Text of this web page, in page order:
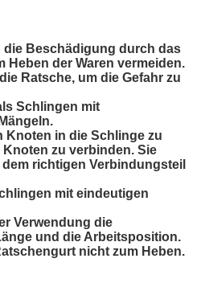
die Beschädigung durch das
Heben der Waren vermeiden.
Ratsche, um die Gefahr zu
Schlingen mit
Knoten in die Schlinge zu
zu verbinden. Sie
richtigen Verbindungsteil
mit eindeutigen
Verwendung die
und die Arbeitsposition.
nicht zum Heben.